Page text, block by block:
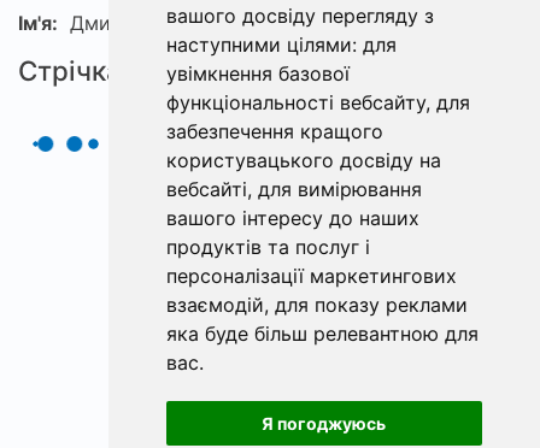
вашого досвіду перегляду з
наступними цілями: для
увімкнення базової
функціональності вебсайту, для
забезпечення кращого
користувацького досвіду на
вебсайті, для вимірювання
вашого інтересу до наших
продуктів та послуг і
персоналізації маркетингових
взаємодій, для показу реклами
яка буде більш релевантною для
вас.
Я погоджуюсь
Ім'я: Дмитрий
Стрічка